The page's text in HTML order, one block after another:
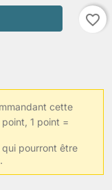
favorite_border
cette
1 point =
pourront être